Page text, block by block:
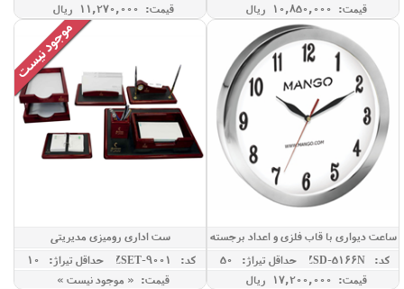
قیمت: 10,850,000 ريال
قیمت: 11,270,000 ريال
ساعت دیواری با قاب فلزی و اعداد برجسته
کد: ZSD-5166N
حداقل تيراژ: 50
قیمت: 17,200,000 ريال
ست اداری رومیزی مدیریتی
کد: ZSET-9001
حداقل تيراژ: 10
قیمت: « موجود نیست »